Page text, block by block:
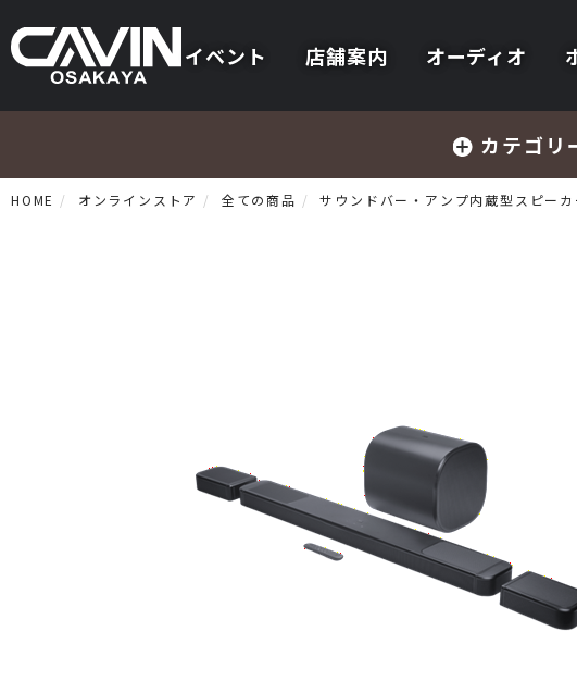
イベント 店舗案内 オーディオ
カテゴリ
オー
HOME オンラインストア 全ての商品 サウンドバー・アンプ内蔵型スピーカ